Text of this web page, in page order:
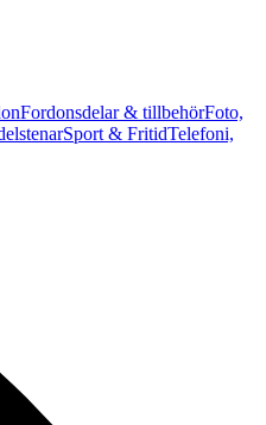
Fordonsdelar & tillbehörFoto,
Sport & FritidTelefoni,